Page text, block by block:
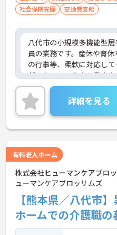
社会保険完備
交通費支給
八代市の小規模多機能型
員の業務です。産休や育
の行事等、柔軟に対応し
がいらっしゃる方も働き
平均4時間程度ないので
ある方は面接ポイントをお
にご連絡ください。
詳細を見る
有料老人ホーム
株式会社ヒューマンケアブロ
ューマンケアブロッサムズ
【熊本県／八代市
ホームでの介護職